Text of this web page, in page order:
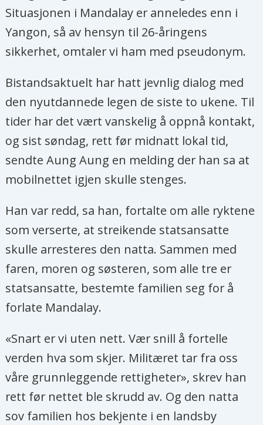
Situasjonen i Mandalay er anneledes enn i
Yangon, så av hensyn til 26-åringens
sikkerhet, omtaler vi ham med pseudonym.
Bistandsaktuelt har hatt jevnlig dialog med
den nyutdannede legen de siste to ukene. Til
tider har det vært vanskelig å oppnå kontakt,
og sist søndag, rett før midnatt lokal tid,
sendte Aung Aung en melding der han sa at
mobilnettet igjen skulle stenges.
Han var redd, sa han, fortalte om alle ryktene
som verserte, at streikende statsansatte
skulle arresteres den natta. Sammen med
faren, moren og søsteren, som alle tre er
statsansatte, bestemte familien seg for å
forlate Mandalay.
«Snart er vi uten nett. Vær snill å fortelle
verden hva som skjer. Militæret tar fra oss
våre grunnleggende rettigheter», skrev han
rett før nettet ble skrudd av. Og den natta
sov familien hos bekjente i en landsby